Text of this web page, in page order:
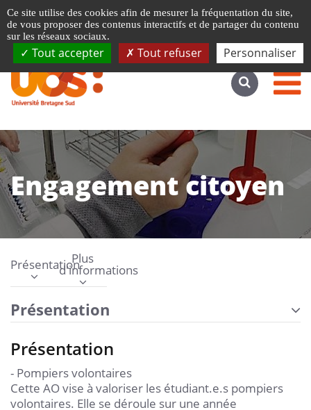
Accéder au site complet
Engagement citoyen
PrésentationPlus
d'informations
Présentation
Présentation
- Pompiers volontaires
Cette AO vise à valoriser les étudiant.e.s pompiers
volontaires. Elle se déroule sur une année
Ce site utilise des cookies afin de mesurer la fréquentation du site,
de vous proposer des contenus interactifs et de partager du contenu
sur les réseaux sociaux.
Tout accepter Tout refuser Personnaliser